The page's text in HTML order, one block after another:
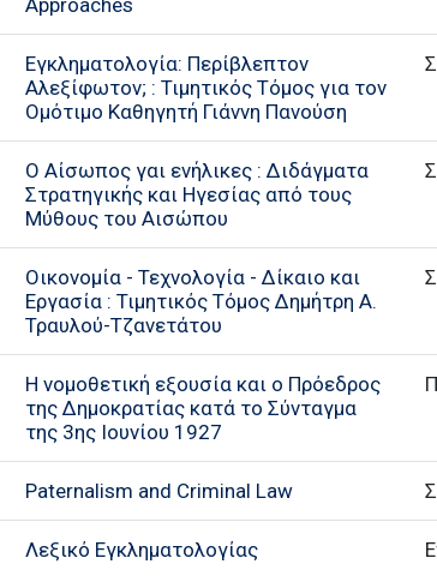
Approaches
Εγκληματολογία: Περίβλεπτον
Αλεξίφωτον; : Τιμητικός Τόμος για τον
Ομότιμο Καθηγητή Γιάννη Πανούση
Ο Αίσωπος γαι ενήλικες : Διδάγματα
Στρατηγικής και Ηγεσίας από τους
Μύθους του Αισώπου
Οικονομία - Τεχνολογία - Δίκαιο και
Εργασία : Τιμητικός Τόμος Δημήτρη Α.
Τραυλού-Τζανετάτου
Η νομοθετική εξουσία και ο Πρόεδρος
της Δημοκρατίας κατά το Σύνταγμα
της 3ης Ιουνίου 1927
Paternalism and Criminal Law
Λεξικό Εγκληματολογίας